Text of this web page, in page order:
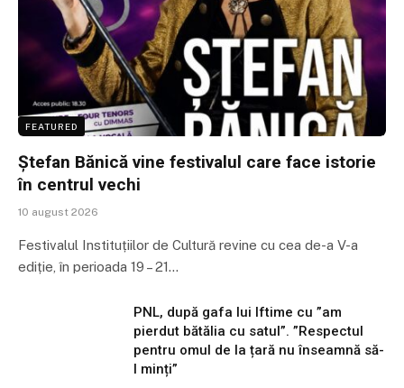
FEATURED
Ștefan Bănică vine festivalul care face istorie
în centrul vechi
10 august 2026
Festivalul Instituțiilor de Cultură revine cu cea de-a V-a
ediție, în perioada 19 – 21…
PNL, după gafa lui Iftime cu ”am
pierdut bătălia cu satul”. ”Respectul
pentru omul de la țară nu înseamnă să-
l minți”